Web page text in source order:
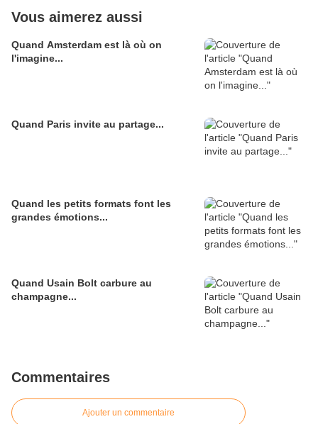
Vous aimerez aussi
Quand Amsterdam est là où on
l'imagine...
Quand Paris invite au partage...
Quand les petits formats font les
grandes émotions...
Quand Usain Bolt carbure au
champagne...
Commentaires
Ajouter un commentaire